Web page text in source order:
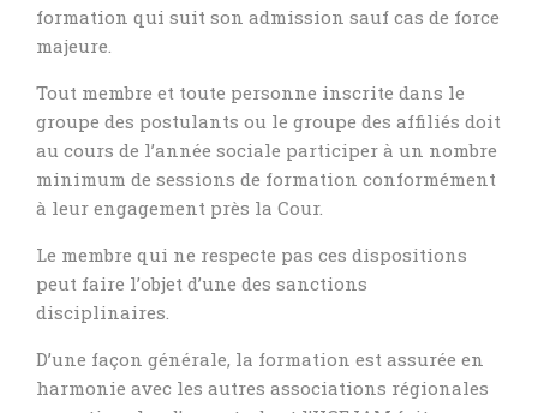
formation qui suit son admission sauf cas de force
majeure.
Tout membre et toute personne inscrite dans le
groupe des postulants ou le groupe des affiliés doit
au cours de l’année sociale participer à un nombre
minimum de sessions de formation conformément
à leur engagement près la Cour.
Le membre qui ne respecte pas ces dispositions
peut faire l’objet d’une des sanctions
disciplinaires.
D’une façon générale, la formation est assurée en
harmonie avec les autres associations régionales